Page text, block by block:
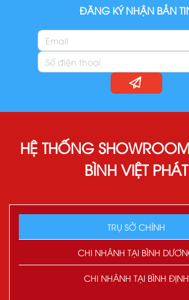
ĐĂNG KÝ NHẬN BẢN
HỆ THỐNG
BÌNH VIỆT PHÁT
TRỤ SỞ CHÍNH
CHI NHÁNH TẠI BÌNH
CHI NHÁNH TẠI BÌNH ĐỊNH